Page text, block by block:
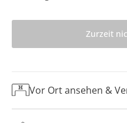
Zurzeit
Vor Ort ansehen &